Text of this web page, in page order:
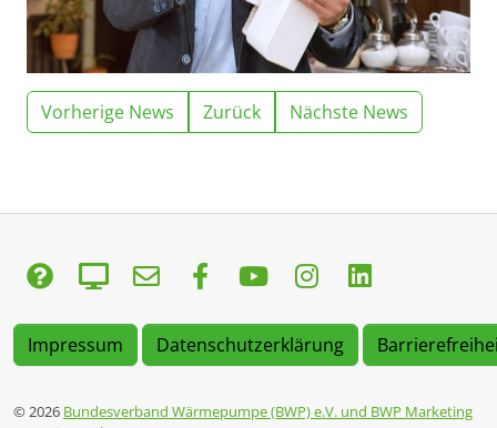
Vorherige News Zurück Nächste News
Impressum Datenschutzerklärung
© 2026 Bundesverband Wärmepumpe (BWP) e.V. und BWP Marketing